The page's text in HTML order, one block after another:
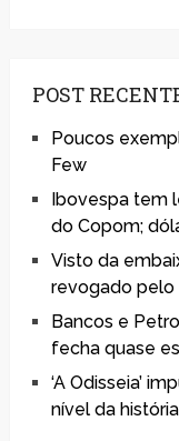
POST
Poucos
Few
Ibovespa tem
do Copom;
Visto da
revogado
Bancos e
fecha quase
‘A Odisseia’
nível da história